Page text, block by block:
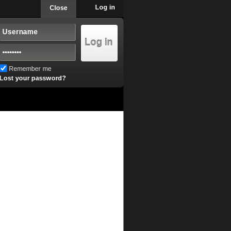
Log in
Close
Remember me
Lost your password?